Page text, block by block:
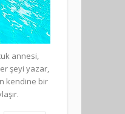
annesi,
şeyi yazar,
kendine bir